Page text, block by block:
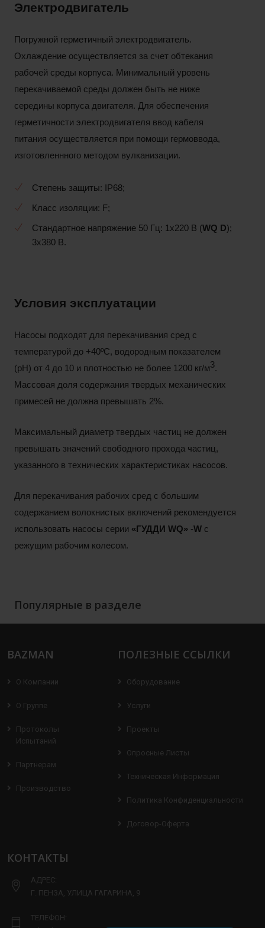
Электродвигатель
Погружной герметичный электродвигатель.
Охлаждение осуществляется за счет обтекания
рабочей среды корпуса. Минимальный уровень
перекачиваемой среды должен быть не ниже
середины корпуса двигателя. Для обеспечения
герметичности электродвигателя ввод кабеля
питания осуществляется при помощи гермоввода,
изготовленнного методом вулканизации.
Степень защиты: IP68;
Класс изоляции: F;
Стандартное напряжение 50 Гц: 1х220 В (WQ D);
3x380 В.
Условия эксплуатации
Насосы подходят для перекачивания сред с
температурой до +40ºС, водородным показателем
(pH) от 4 до 10 и плотностью не более 1200 кг/м3.
Массовая доля содержания твердых механических
примесей не должна превышать 2%.
Максимальный диаметр твердых частиц не должен
превышать значений свободного прохода частиц,
указанного в технических характеристиках насосов.
Для перекачивания рабочих сред с большим
содержанием волокнистых включений рекомендуется
использовать насосы серии «ГУДДИ WQ» -W с
режущим рабочим колесом.
Популярные в разделе
BAZMAN
О Компании
О Группе
Протоколы
Испытаний
Партнерам
Производство
ПОЛЕЗНЫЕ ССЫЛКИ
Оборудование
Услуги
Проекты
Опросные Листы
Техническая Информация
Политика Конфиденциальности
Договор-Оферта
КОНТАКТЫ
АДРЕС:
Г. ПЕНЗА, УЛИЦА ГАГАРИНА, 9
ТЕЛЕФОН: